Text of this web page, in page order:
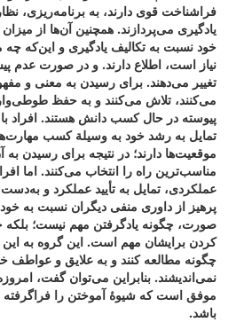
فراشناخت قوی دارند، به برنامه‌ریزی،
یادگیری می‌پردازند. همچنین آن‌ها از
خود نسبت به تکالیف یادگیری و این‌که
نیاز است، اطلاع دارند. و در صورت عدم
تغییر می‌دهند. برای رسیدن به معنی و
می‌کنند، تلاش می‌کنند و به حفظ
پیوسته در حال کسب دانش هستند. افراد
تمایل به رشد خود به وسیلة کسب
موقعیت‌ها دارند؛ در نتیجه برای رسیدن
مناسب‌ترین راه را انتخاب می‌کنند. اما
عملکردی، تمایل به تأیید عملکرد و
پرهیز از داوری منفی دیگران نسبت به
صورت، چگونه یادگرفتن مهم نیست؛ بلکه
کردن برایشان مهم است. این گروه به
چگونه مطالعه کنند و به علایق و عواطف
نمی‌اندیشند. بنابراین می‌توان گفت،
موفق است که شیوۀ آموختن را فراگرفته و
باشد.